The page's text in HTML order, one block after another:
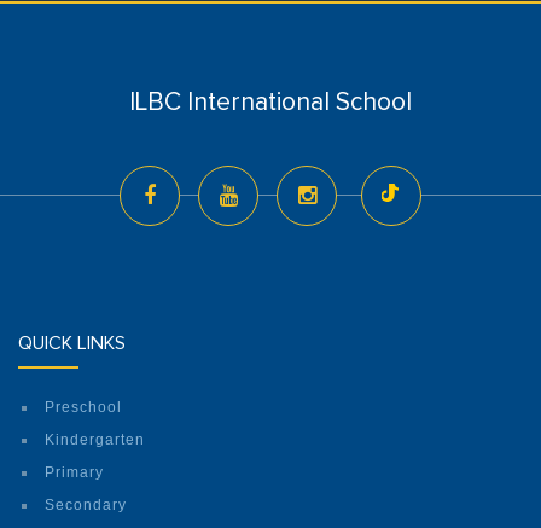
ILBC International School
QUICK LINKS
Preschool
Kindergarten
Primary
Secondary